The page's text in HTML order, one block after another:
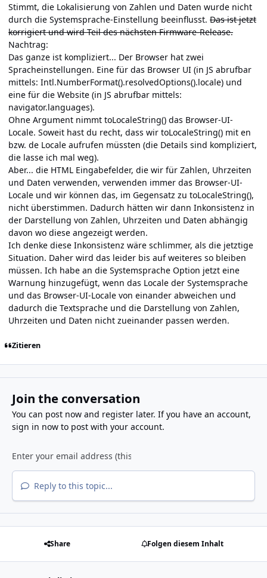
Stimmt, die Lokalisierung von Zahlen und Daten wurde nicht
durch die Systemsprache-Einstellung beeinflusst. Das ist jetzt
korrigiert und wird Teil des nächsten Firmware-Release.
Nachtrag:
Das ganze ist kompliziert... Der Browser hat zwei
Spracheinstellungen. Eine für das Browser UI (in JS abrufbar
mittels: Intl.NumberFormat().resolvedOptions().locale) und
eine für die Website (in JS abrufbar mittels:
navigator.languages).
Ohne Argument nimmt toLocaleString() das Browser-UI-
Locale. Soweit hast du recht, dass wir toLocaleString() mit en
bzw. de Locale aufrufen müssten (die Details sind kompliziert,
die lasse ich mal weg).
Aber... die HTML Eingabefelder, die wir für Zahlen, Uhrzeiten
und Daten verwenden, verwenden immer das Browser-UI-
Locale und wir können das, im Gegensatz zu toLocaleString(),
nicht überstimmen. Dadurch hätten wir dann Inkonsistenz in
der Darstellung von Zahlen, Uhrzeiten und Daten abhängig
davon wo diese angezeigt werden.
Ich denke diese Inkonsistenz wäre schlimmer, als die jetztige
Situation. Daher wird das leider bis auf weiteres so bleiben
müssen. Ich habe an die Systemsprache Option jetzt eine
Warnung hinzugefügt, wenn das Locale der Systemsprache
und das Browser-UI-Locale von einander abweichen und
dadurch die Textsprache und die Darstellung von Zahlen,
Uhrzeiten und Daten nicht zueinander passen werden.
Zitieren
Join the conversation
You can post now and register later. If you have an account,
sign in nowto post with your account.
Reply to this topic...
Share Folgen diesem Inhalt